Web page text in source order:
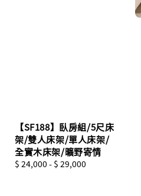
【SF188】臥房組/5尺床
架/雙人床架/單人床架/
全實木床架/曠野寄情
Regular
$ 24,000 - $ 29,000